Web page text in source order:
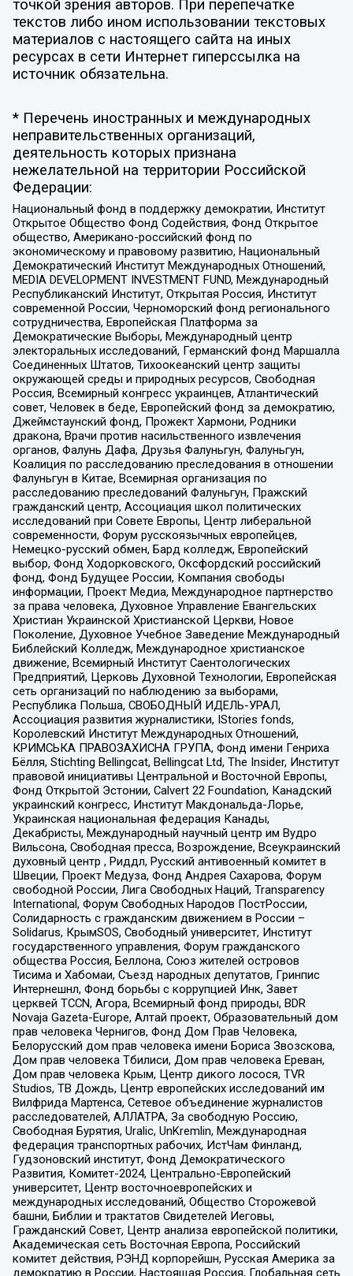
точкой зрения авторов. При перепечатке
текстов либо ином использовании текстовых
материалов с настоящего сайта на иных
ресурсах в сети Интернет гиперссылка на
источник обязательна.
* Перечень иностранных и международных
неправительственных организаций,
деятельность которых признана
нежелательной на территории Российской
Федерации:
Национальный фонд в поддержку демократии, Институт
Открытое Общество Фонд Содействия, Фонд Открытое
общество, Американо-российский фонд по
экономическому и правовому развитию, Национальный
Демократический Институт Международных Отношений,
MEDIA DEVELOPMENT INVESTMENT FUND, Международный
Республиканский Институт, Открытая Россия, Институт
современной России, Черноморский фонд регионального
сотрудничества, Европейская Платформа за
Демократические Выборы, Международный центр
электоральных исследований, Германский фонд Маршалла
Соединенных Штатов, Тихоокеанский центр защиты
окружающей среды и природных ресурсов, Свободная
Россия, Всемирный конгресс украинцев, Атлантический
совет, Человек в беде, Европейский фонд за демократию,
Джеймстаунский фонд, Прожект Хармони, Родники
дракона, Врачи против насильственного извлечения
органов, Фалунь Дафа, Друзья Фалуньгун, Фалуньгун,
Коалиция по расследованию преследования в отношении
Фалуньгун в Китае, Всемирная организация по
расследованию преследований Фалуньгун, Пражский
гражданский центр, Ассоциация школ политических
исследований при Совете Европы, Центр либеральной
современности, Форум русскоязычных европейцев,
Немецко-русский обмен, Бард колледж, Европейский
выбор, Фонд Ходорковского, Оксфордский российский
фонд, Фонд Будущее России, Компания свободы
информации, Проект Медиа, Международное партнерство
за права человека, Духовное Управление Евангельских
Христиан Украинской Христианской Церкви, Новое
Поколение, Духовное Учебное Заведение Международный
Библейский Колледж, Международное христианское
движение, Всемирный Институт Саентологических
Предприятий, Церковь Духовной Технологии, Европейская
сеть организаций по наблюдению за выборами,
Республика Польша, СВОБОДНЫЙ ИДЕЛЬ-УРАЛ,
Ассоциация развития журналистики, IStories fonds,
Королевский Институт Международных Отношений,
КРИМСЬКА ПРАВОЗАХИСНА ГРУПА, Фонд имени Генриха
Бёлля, Stichting Bellingcat, Bellingcat Ltd, The Insider, Институт
правовой инициативы Центральной и Восточной Европы,
Фонд Открытой Эстонии, Calvert 22 Foundation, Канадский
украинский конгресс, Институт Макдональда-Лорье,
Украинская национальная федерация Канады,
Декабристы, Международный научный центр им Вудро
Вильсона, Свободная пресса, Возрождение, Всеукраинский
духовный центр , Риддл, Русский антивоенный комитет в
Швеции, Проект Медуза, Фонд Андрея Сахарова, Форум
свободной России, Лига Свободных Наций, Transparеncy
International, Форум Свободных Народов ПостРоссии,
Солидарность с гражданским движением в России –
Solidarus, КрымSOS, Свободный университет, Институт
государственного управления, Форум гражданского
общества Россия, Беллона, Союз жителей островов
Тисима и Хабомаи, Съезд народных депутатов, Гринпис
Интернешнл, Фонд борьбы с коррупцией Инк, Завет
церквей TCCN, Агора, Всемирный фонд природы, BDR
Novaja Gazeta-Europe, Алтай проект, Образовательный дом
прав человека Чернигов, Фонд Дом Прав Человека,
Белорусский дом прав человека имени Бориса Звозскова,
Дом прав человека Тбилиси, Дом прав человека Ереван,
Дом прав человека Крым, Центр дикого лосося, TVR
Studios, ТВ Дождь, Центр европейских исследований им
Вилфрида Мартенса, Сетевое объединение журналистов
расследователей, АЛЛАТРА, За свободную Россию,
Свободная Бурятия, Uralic, UnKremlin, Международная
федерация транспортных рабочих, ИстЧам Финланд,
Гудзоновский институт, Фонд Демократического
Развития, Комитет-2024, Центрально-Европейский
университет, Центр восточноевропейских и
международных исследований, Общество Сторожевой
башни, Библии и трактатов Свидетелей Иеговы,
Гражданский Совет, Центр анализа европейской политики,
Академическая сеть Восточная Европа, Российский
комитет действия, РЭНД корпорейшн, Русская Америка за
демократию в России, Настоящая Россия, Глобальная сеть